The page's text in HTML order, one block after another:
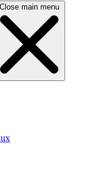
Close main menu